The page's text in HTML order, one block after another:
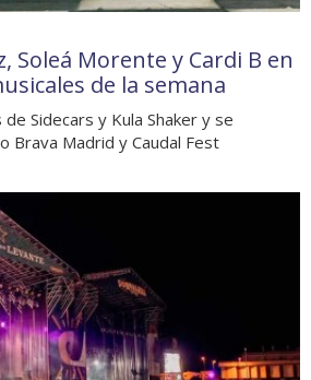
Soleá Morente y Cardi B en
de la semana
Sidecars y Kula Shaker y se
Brava Madrid y Caudal Fest